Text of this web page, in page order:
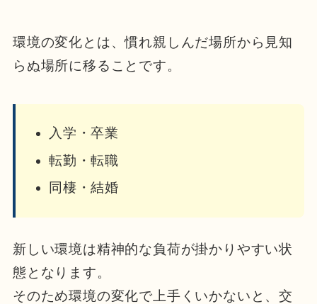
環境の変化とは、慣れ親しんだ場所から見知
らぬ場所に移ることです。
入学・卒業
転勤・転職
同棲・結婚
新しい環境は精神的な負荷が掛かりやすい状
態となります。
そのため環境の変化で上手くいかないと、交